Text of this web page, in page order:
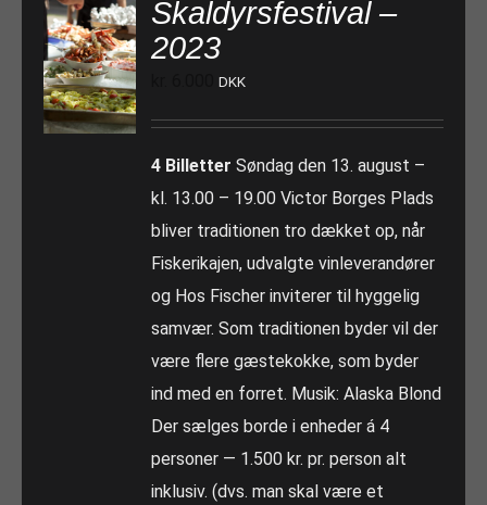
Skaldyrsfestival –
2023
DKK
4 Billetter Søndag den 13. august –
kl. 13.00 – 19.00 Victor Borges Plads
bliver traditionen tro dækket op, når
Fiskerikajen, udvalgte vinleverandører
og Hos Fischer inviterer til hyggelig
samvær. Som traditionen byder vil der
være flere gæstekokke, som byder
ind med en forret. Musik: Alaska Blond
Der sælges borde i enheder á 4
personer — 1.500 kr. pr. person alt
inklusiv. (dvs. man skal være et